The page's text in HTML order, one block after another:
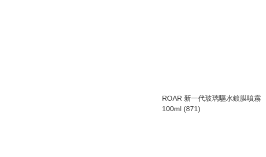
ROAR 新一代玻璃驅水鍍膜噴霧
100ml (871)